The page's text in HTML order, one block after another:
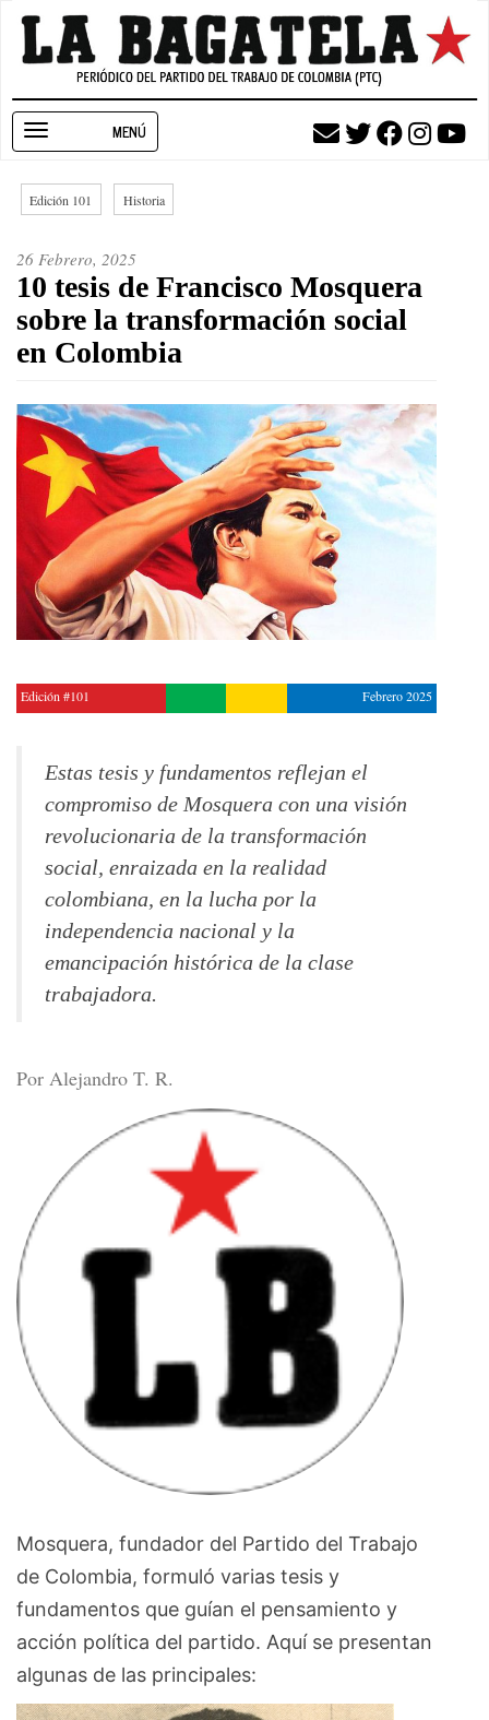
Pasar
contenido
navigation
Edición 101 Historia
26 Febrero, 2025
10 tesis de Francisco Mosquera
sobre la transformación social
en Colombia
Edición #101 Febrero 2025
Estas tesis y fundamentos reflejan el
compromiso de Mosquera con una visión
revolucionaria de la transformación
social, enraizada en la realidad
colombiana, en la lucha por la
independencia nacional y la
emancipación histórica de la clase
trabajadora.
Por Alejandro T. R.
Mosquera, fundador del Partido del Trabajo
de Colombia, formuló varias tesis y
fundamentos que guían el pensamiento y
acción política del partido. Aquí se presentan
algunas de las principales: